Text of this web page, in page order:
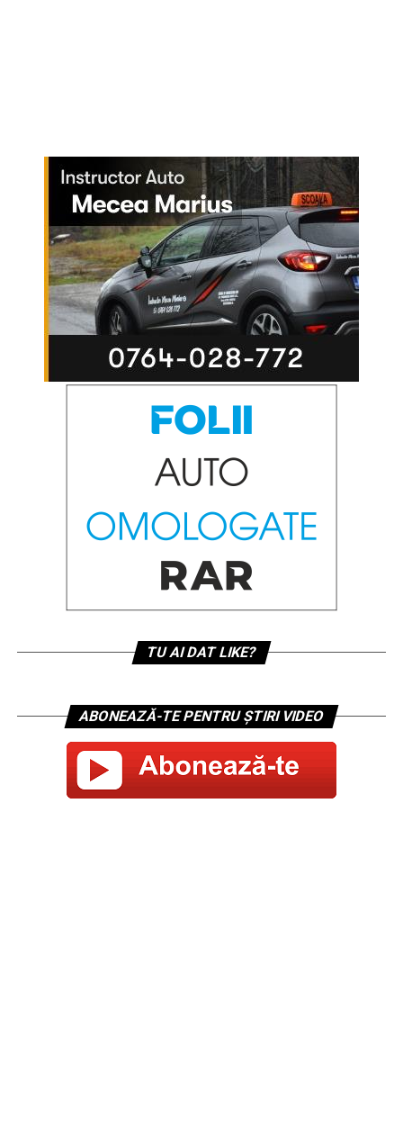
TU AI DAT LIKE?
ABONEAZĂ-TE PENTRU ȘTIRI VIDEO